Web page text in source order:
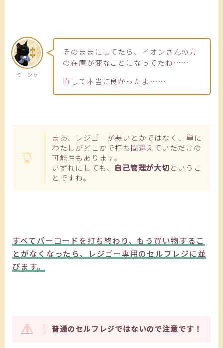
ミーシャ
そのままにしてたら、イオンさんの方
の在庫が変なことになってたね……
直して本当に良かったよ……
まあ、レジゴーが悪いとかではなく、単に
わたしがどこかで打ち間違えていただけの
可能性もあります。
いずれにしても、
自己管理が大切というこ
とですね。
すべてバーコードを打ち終わり、もう買い物するこ
とがなくなったら、レジゴー専用のセルフレジに並
びます。
普通のセルフレジではないので注意です！